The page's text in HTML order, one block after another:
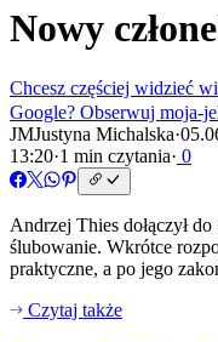
Nowy
Chcesz częściej widzieć
Google? Obserwuj moja-
JMJustyna Michalska·
13:20·1 min czytania· 0
Andrzej Thies dołączył
ślubowanie. Wkrótce
praktyczne, a po jego
Czytaj także